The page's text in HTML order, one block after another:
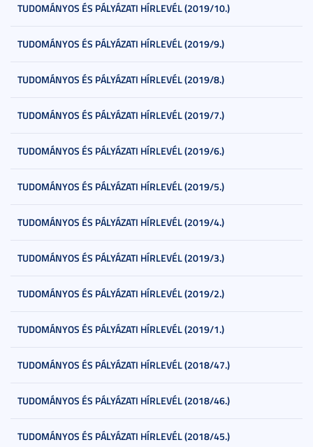
TUDOMÁNYOS ÉS PÁLYÁZATI HÍRLEVÉL (2019/10.)
TUDOMÁNYOS ÉS PÁLYÁZATI HÍRLEVÉL (2019/9.)
TUDOMÁNYOS ÉS PÁLYÁZATI HÍRLEVÉL (2019/8.)
TUDOMÁNYOS ÉS PÁLYÁZATI HÍRLEVÉL (2019/7.)
TUDOMÁNYOS ÉS PÁLYÁZATI HÍRLEVÉL (2019/6.)
TUDOMÁNYOS ÉS PÁLYÁZATI HÍRLEVÉL (2019/5.)
TUDOMÁNYOS ÉS PÁLYÁZATI HÍRLEVÉL (2019/4.)
TUDOMÁNYOS ÉS PÁLYÁZATI HÍRLEVÉL (2019/3.)
TUDOMÁNYOS ÉS PÁLYÁZATI HÍRLEVÉL (2019/2.)
TUDOMÁNYOS ÉS PÁLYÁZATI HÍRLEVÉL (2019/1.)
TUDOMÁNYOS ÉS PÁLYÁZATI HÍRLEVÉL (2018/47.)
TUDOMÁNYOS ÉS PÁLYÁZATI HÍRLEVÉL (2018/46.)
TUDOMÁNYOS ÉS PÁLYÁZATI HÍRLEVÉL (2018/45.)